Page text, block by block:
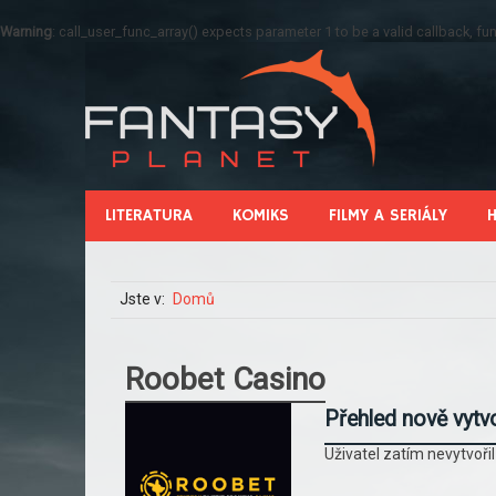
Warning: call_user_func_array() expects parameter 1 to be a valid callback,
LITERATURA KOMIKS FILMY A SERIÁLY
Jste v: Domů
Roobet Casino
Přehled nově
Uživatel zatím